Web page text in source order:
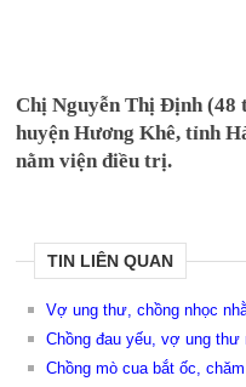
Chị Nguyễn Thị Định (48
huyện Hương Khê, tỉnh
nằm viện điều trị.
TIN LIÊN QUAN
Vợ ung thư, chồng nhọc
Chồng đau yếu, vợ ung thư
Chồng mò cua bắt ốc,